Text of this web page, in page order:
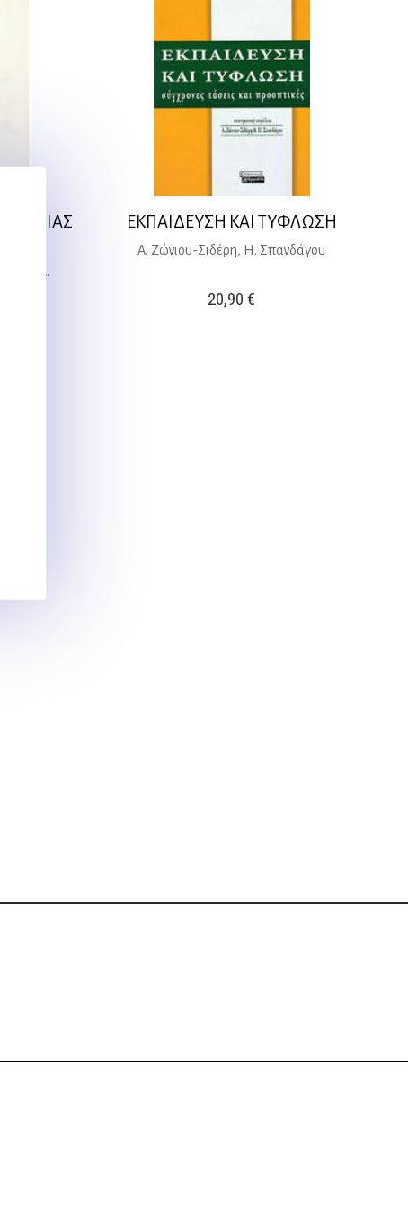
ΟΜΙΛΙΑΣ
Α.
ΕΚΠΑΙΔΕΥΣΗ ΚΑΙ ΤΥΦΛΩΣΗ
Α. Ζώνιου-Σιδέρη, Η. Σπανδάγου
20,90€